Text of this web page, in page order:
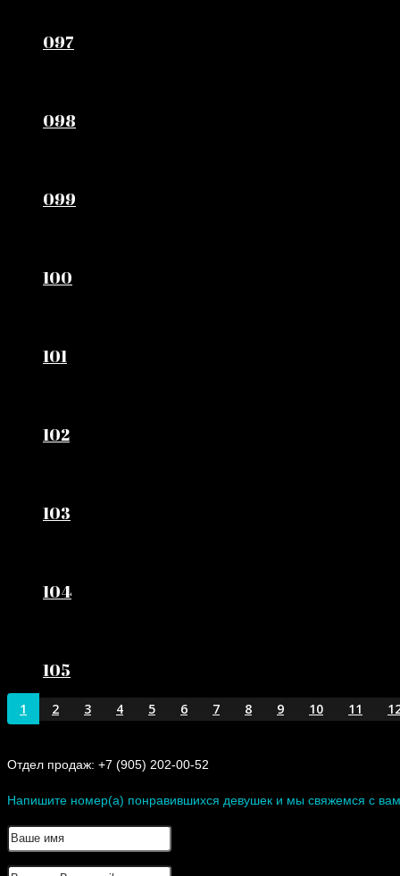
097
098
099
100
101
102
103
104
105
1 2 3 4 5 6 7 8 9 10 11
Отдел продаж: +7 (905) 202-00-52
Напишите номер(а) понравившихся девушек и мы свяжемся с